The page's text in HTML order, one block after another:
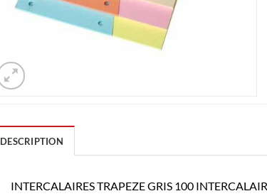
DESCRIPTION
INTERCALAIRES TRAPEZE GRIS 100